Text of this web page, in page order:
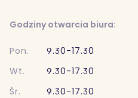
Godziny otwarcia biura:
Pon.
9.30-17.30
Wt.
9.30-17.30
Śr.
9.30-17.30